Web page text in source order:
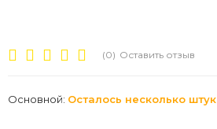
(0) Оставить отзыв
Основной: Осталось несколько штук